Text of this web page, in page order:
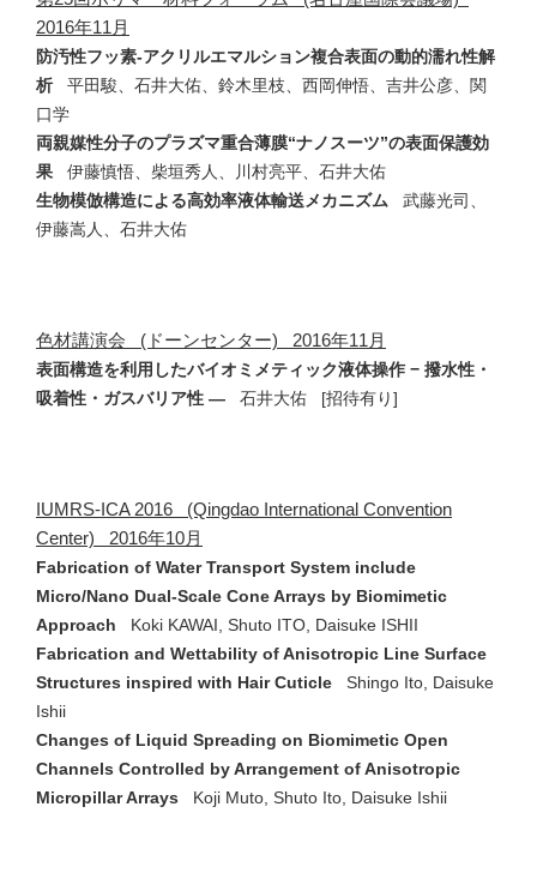
2016年11月
防汚性フッ素-アクリルエマルション複合表面の動的濡れ性解
析 平田駿、石井大佑、鈴木里枝、西岡伸悟、吉井公彦、関
口学
両親媒性分子のプラズマ重合薄膜“ナノスーツ”の表面保護効
果 伊藤慎悟、柴垣秀人、川村亮平、石井大佑
生物模倣構造による高効率液体輸送メカニズム 武藤光司、
伊藤嵩人、石井大佑
色材講演会 (ドーンセンター) 2016年11月
表面構造を利用したバイオミメティック液体操作 − 撥水性・
吸着性・ガスバリア性 — 石井大佑 [招待有り]
IUMRS-ICA 2016 (Qingdao International Convention
Center) 2016年10月
Fabrication of Water Transport System include
Micro/Nano Dual-Scale Cone Arrays by Biomimetic
Approach Koki KAWAI, Shuto ITO, Daisuke ISHII
Fabrication and Wettability of Anisotropic Line Surface
Structures inspired with Hair Cuticle Shingo Ito, Daisuke
Ishii
Changes of Liquid Spreading on Biomimetic Open
Channels Controlled by Arrangement of Anisotropic
Micropillar Arrays Koji Muto, Shuto Ito, Daisuke Ishii